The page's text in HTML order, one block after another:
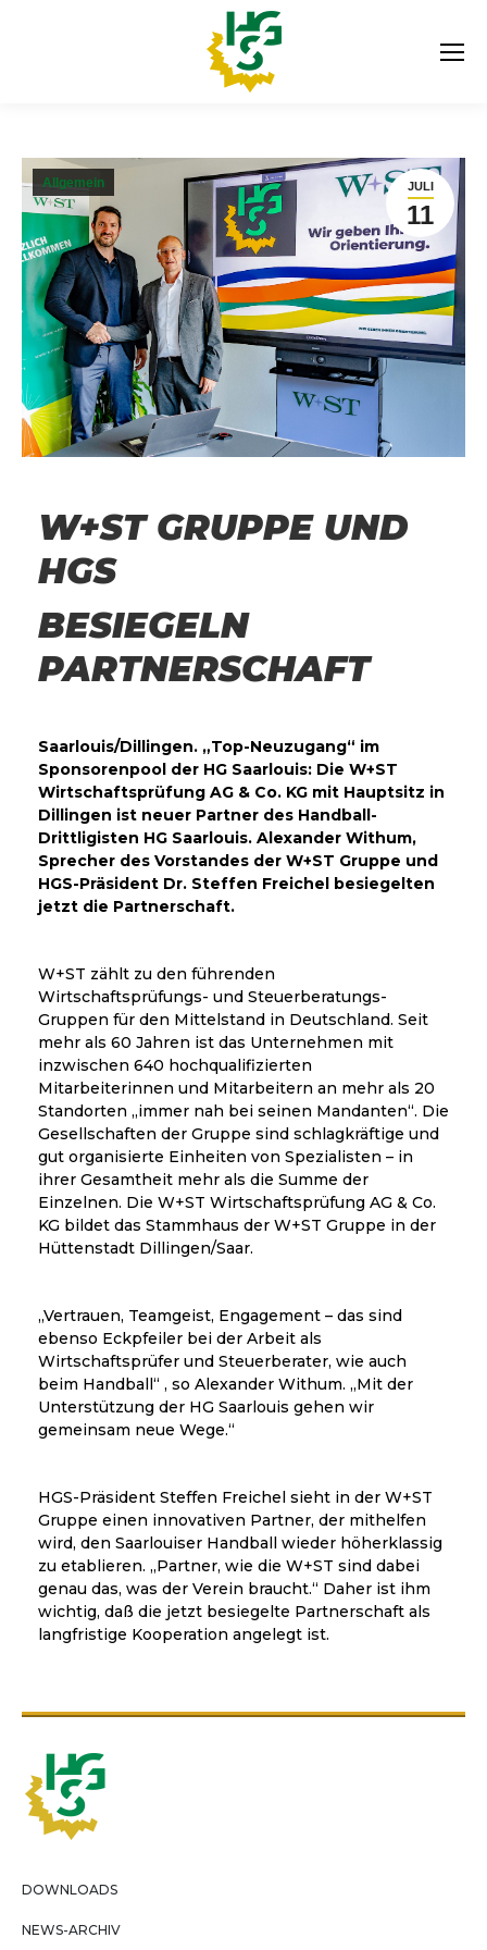
JULI
11
Allgemein
W+ST GRUPPE UND
HGS
BESIEGELN
PARTNERSCHAFT
Saarlouis/Dillingen. „Top-Neuzugang“ im
Sponsorenpool der HG Saarlouis: Die W+ST
Wirtschaftsprüfung AG & Co. KG mit Hauptsitz in
Dillingen ist neuer Partner des Handball-
Drittligisten HG Saarlouis. Alexander Withum,
Sprecher des Vorstandes der W+ST Gruppe und
HGS-Präsident Dr. Steffen Freichel besiegelten
jetzt die Partnerschaft.
W+ST zählt zu den führenden
Wirtschaftsprüfungs- und Steuerberatungs-
Gruppen für den Mittelstand in Deutschland. Seit
mehr als 60 Jahren ist das Unternehmen mit
inzwischen 640 hochqualifizierten
Mitarbeiterinnen und Mitarbeitern an mehr als 20
Standorten „immer nah bei seinen Mandanten“. Die
Gesellschaften der Gruppe sind schlagkräftige und
gut organisierte Einheiten von Spezialisten – in
ihrer Gesamtheit mehr als die Summe der
Einzelnen. Die W+ST Wirtschaftsprüfung AG & Co.
KG bildet das Stammhaus der W+ST Gruppe in der
Hüttenstadt Dillingen/Saar.
„Vertrauen, Teamgeist, Engagement – das sind
ebenso Eckpfeiler bei der Arbeit als
Wirtschaftsprüfer und Steuerberater, wie auch
beim Handball“ , so Alexander Withum. „Mit der
Unterstützung der HG Saarlouis gehen wir
gemeinsam neue Wege.“
HGS-Präsident Steffen Freichel sieht in der W+ST
Gruppe einen innovativen Partner, der mithelfen
wird, den Saarlouiser Handball wieder höherklassig
zu etablieren. „Partner, wie die W+ST sind dabei
genau das, was der Verein braucht.“ Daher ist ihm
wichtig, daß die jetzt besiegelte Partnerschaft als
langfristige Kooperation angelegt ist.
DOWNLOADS
NEWS-ARCHIV